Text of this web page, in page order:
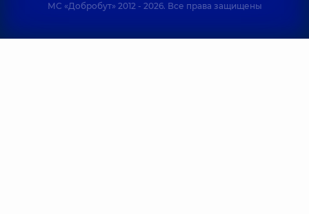
МС «Добробут» 2012 - 2026. Все права защищены